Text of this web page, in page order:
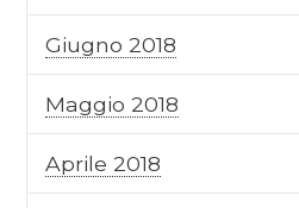
Giugno 2018
Maggio 2018
Aprile 2018